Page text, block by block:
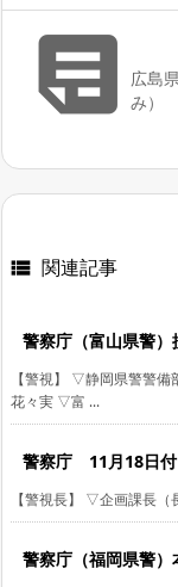
広島
み）
 関連記事
警察庁（富山県警
【警視】 ▽静岡県警警
花々実 ▽富 ...
警察庁 11月18日
【警視長】 ▽企画課長
警察庁（福岡県警